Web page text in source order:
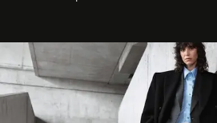
la asesora creativa y jefa de
y la filosofía detrás de la